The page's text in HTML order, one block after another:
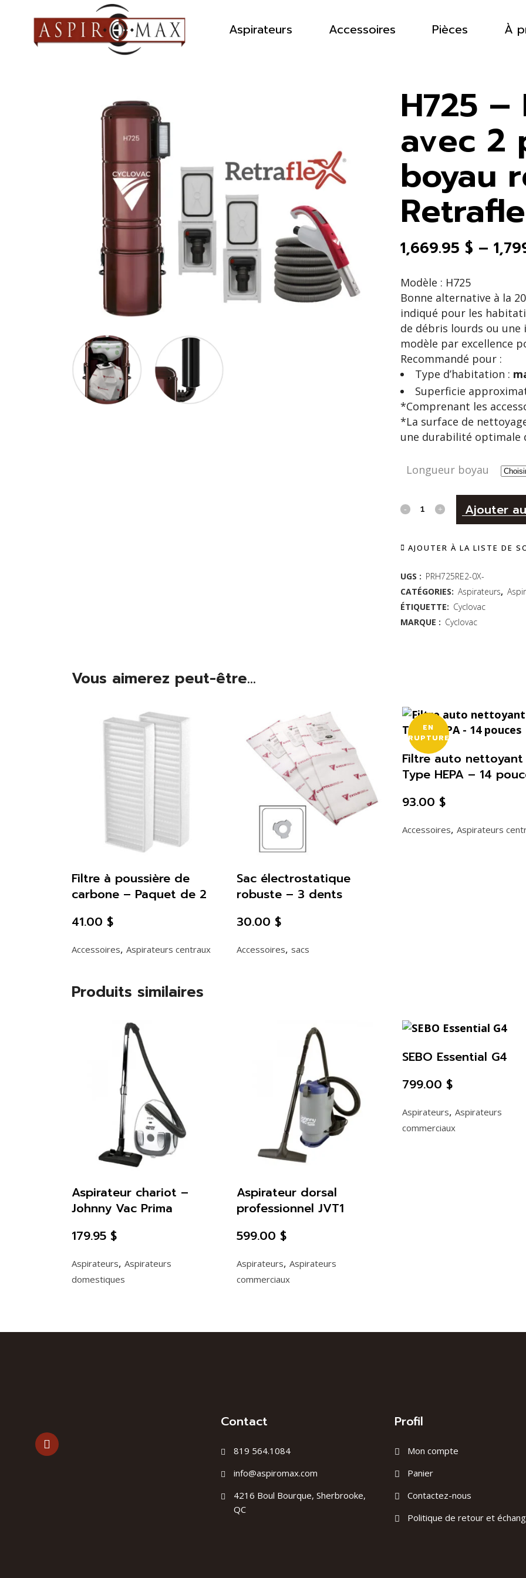
Aspirateurs Accessoires Pièces À
H725
avec 2
boyau
1,669.95 $ –
Modèle : H725
Bonne alternative à la
indiqué pour les
de débris lourds ou
modèle par excellence
Recommandé pour :
Type d’habitation :
Superficie
*Comprenant les
*La surface de
une durabilité optimale
Longueur boyau
H725
Hybride
avec
2
prises
quantity
Ajouter
AJOUTER À LA LISTE DE
UGS : PRH725RE2-0X-
CATÉGORIES: Aspirateurs,
ÉTIQUETTE: Cyclovac
MARQUE : Cyclovac
Vous aimerez peut-être...
Accessoires, Aspirateurs centraux
Filtre à poussière de
carbone – Paquet de 2
41.00 $
Accessoires, sacs
Sac électrostatique
robuste – 3 dents
30.00 $
EN
RUPTURE
Accessoires, Aspirateurs
Filtre auto
Type HEPA – 14
93.00 $
Produits similaires
Aspirateurs, Aspirateurs
domestiques
Aspirateur chariot –
Johnny Vac Prima
179.95 $
Aspirateurs,Aspirateurs
commerciaux
Aspirateur dorsal
professionnel JVT1
599.00 $
Aspirateurs, Aspirateurs
commerciaux
SEBO Essential G4
799.00 $
Contact
819 564.1084
info@aspiromax.com
4216 Boul Bourque, Sherbrooke,
QC
Profil
Mon compte
Panier
Contactez-nous
Politique de retour et